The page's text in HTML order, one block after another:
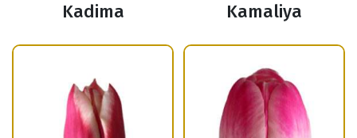
Kadima Kamaliya